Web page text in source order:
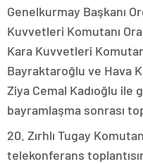
Genelkurmay Başkanı
Kuvvetleri Komutanı
Kara Kuvvetleri
Bayraktaroğlu ve Hava
Ziya Cemal Kadıoğlu ile
bayramlaşma sonrası
20. Zırhlı Tugay
telekonferans